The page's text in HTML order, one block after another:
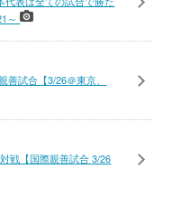
～
試合【3/26＠東京、
戦【国際親善試合 3/26